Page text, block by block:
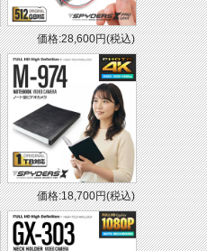
価格:28,600円(税込)
価格:18,700円(税込)